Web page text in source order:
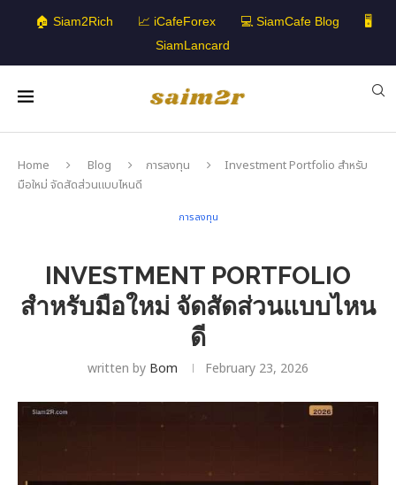
🏠 Siam2Rich 📈 iCafeForex 💻 SiamCafe Blog
🖥️
SiamLancard
Home Blog การลงทุน
Investment Portfolio สำหรับ
มือใหม่ จัดสัดส่วนแบบไหนดี
การลงทุน
INVESTMENT PORTFOLIO
สำหรับมือใหม่ จัดสัดส่วนแบบไหน
ดี
written by Bom February 23, 2026